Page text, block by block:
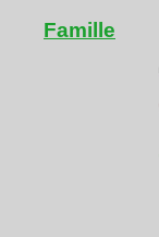
Famille